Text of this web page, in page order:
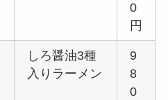
0
円
しろ醤油3種
入りラーメン
9
8
0